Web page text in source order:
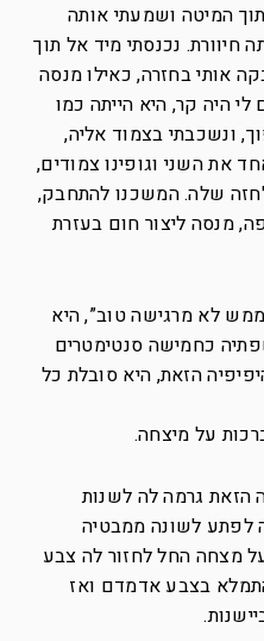
המיטה ושמעתי אותה
חיוורת. נכנסתי מיד אל תוך
אותי בחזרה, כאילו מנסה
היה קר, היא הייתה כמו
ונשכבתי בצמוד אליה,
את השני וגופינו צמודים,
לחזה שלה. המשכנו להתחבק,
מנסה ליצור חום בעזרת
לא מרגישה טוב”, היא
כחמישה סנטימטרים
הזאת, היא סובלת כל
על מיצחה.
הזאת גרמה לה לשנות
לשונה ממבטיה
מצחה החל לחזור לה צבע
בצבע אדמדם ואז